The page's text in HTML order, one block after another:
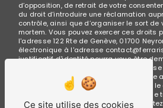
d’opposition, de retrait de votre
du droit d’introduire une réclamation
contrôle, ainsi que d’organiser le sort de
mortem. Vous pouvez exercer ces droits
l'adresse 122 Rte de Genève, 01700
électronique à l'adresse
justificatif d'identité pourra vous être
vos données pendant la période de
pendant la durée de prescription légale
de gestion des contentieux. Vous avez
sur la liste d'opposition au démarchage
à cette adresse:Bloctel.gouv.fr.
Ce site utilise des cookies